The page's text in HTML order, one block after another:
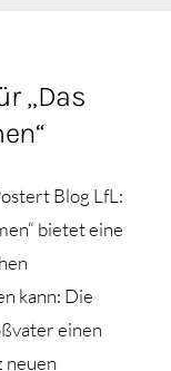
„Das
Blog LfL:
bietet eine
kann: Die
einen
neuen